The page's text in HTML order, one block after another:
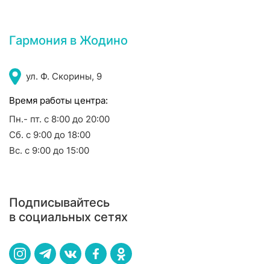
Гармония в Жодино
ул. Ф. Скорины, 9
Время работы центра:
Пн.- пт. с 8:00 до 20:00
Сб. с 9:00 до 18:00
Вс. с 9:00 до 15:00
Подписывайтесь
в социальных сетях